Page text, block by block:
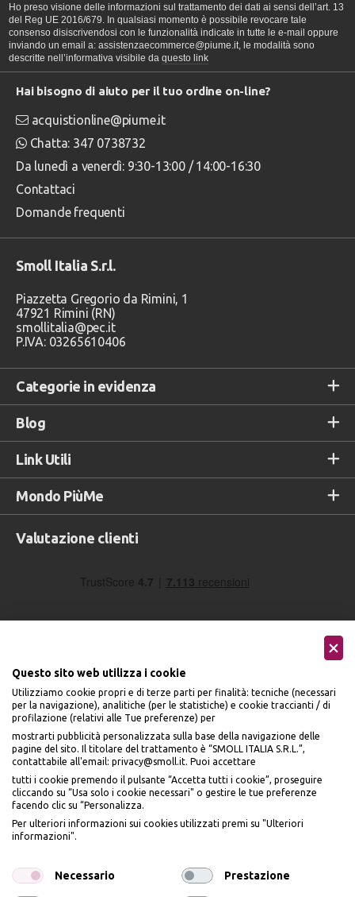
Ho preso visione delle informazioni sul trattamento dei dati ai sensi dell’art. 13
del Reg UE 2016/679. In qualsiasi momento è possibile revocare tale
consenso disiscrivendosi con le funzionalità indicate in tutte le e-mail oppure
inviando un email a: assistenzaecommerce@piume.it, le modalità sono
descritte nell’informativa visibile da questo link
Categorie in evidenza
Blog
Link Utili
Mondo PiùMe
Hai bisogno di aiuto per il tuo ordine on-line?
acquistionline@piume.it
Chatta: 347 0738732
Da lunedì a venerdì: 9:30-13:00 / 14:00-16:30
Contattaci
Domande frequenti
Smoll Italia S.r.l.
Piazzetta Gregorio da Rimini, 1
47921 Rimini (RN)
smollitalia@pec.it
P.IVA: 03265610406
Valutazione clienti
Accettiamo
Seguici sui social
Questo sito web utilizza i cookie
Utilizziamo cookie propri e di terze parti per finalità: tecniche (necessari
per la navigazione), analitiche (per le statistiche) e cookie traccianti / di
profilazione (relativi alle Tue preferenze) per
mostrarti pubblicità personalizzata sulla base della navigazione delle
pagine del sito. Il titolare del trattamento è “SMOLL ITALIA S.R.L.”,
contattabile all'email: privacy@smoll.it. Puoi accettare
tutti i cookie premendo il pulsante “Accetta tutti i cookie”, proseguire
cliccando su “Usa solo i cookie necessari" o gestire le tue preferenze
facendo clic su “Personalizza.
Per ulteriori informazioni sui cookies utilizzati premi su "Ulteriori
informazioni".
Necessario Prestazione
BENVENUTO DA
PIÙME
IL10% DI SCONTO